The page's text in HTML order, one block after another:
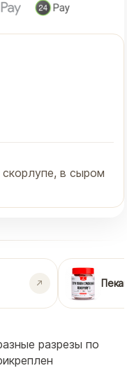
в сыром
разрезы по